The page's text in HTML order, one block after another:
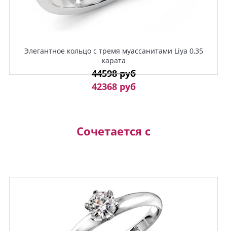
Элегантное кольцо с тремя муассанитами Liya 0,35
карата
44598 руб
42368 руб
Сочетается с